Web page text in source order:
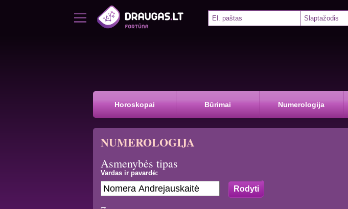
Horoskopai Būrimai Numerologija
NUMEROLOGIJA
Asmenybės tipas
Vardas ir pavardė: